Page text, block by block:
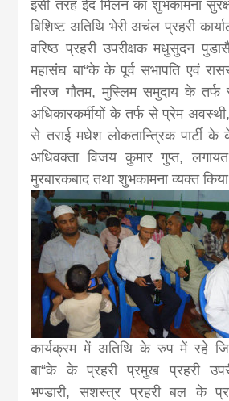
इसी तरह ईद मिलन का शुभकामना
बिशिष्ट अतिथि भेरी अचंल प्रहरी
वरिष्ठ प्रहरी उपरीक्षक मधुसुदन
महासंघ बा“के के पूर्व सभापति एवं
नीरज गौतम, मुस्लिम समुदाय के
अधिकारकर्मीयों के तर्फ से प्रेम
से तराई मधेश लोकतान्त्रिक पार्टी के
अधिवक्ता विजय कुमार गुप्त,
मुरबारकबाद तथा शुभकामना व्यक्त
कार्यक्रम में अतिथि के रुप में रहे
बा“के के प्रहरी प्रमुख प्रहरी
भण्डारी, सशस्त्र प्रहरी बल के